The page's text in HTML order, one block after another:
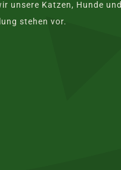
unsere Katzen, Hunde und
stehen vor.